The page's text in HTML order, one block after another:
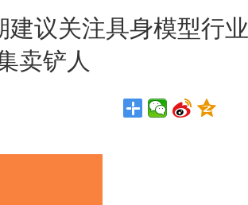
议关注具身模型行业
卖铲人